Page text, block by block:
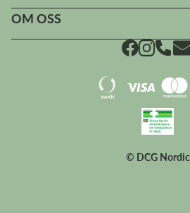
OM OSS
© DCG Nordic